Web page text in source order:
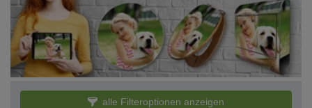
alle Filteroptionen anzeigen